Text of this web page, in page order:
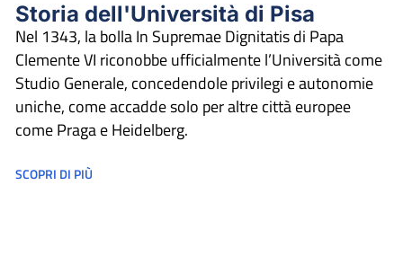
Storia dell'Università di Pisa
Nel 1343, la bolla In Supremae Dignitatis di Papa
Clemente VI riconobbe ufficialmente l’Università come
Studio Generale, concedendole privilegi e autonomie
uniche, come accadde solo per altre città europee
come Praga e Heidelberg.
SCOPRI DI PIÙ